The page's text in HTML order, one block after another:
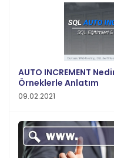
AUTO INCREMENT
Örneklerle Anlatım
09.02.2021